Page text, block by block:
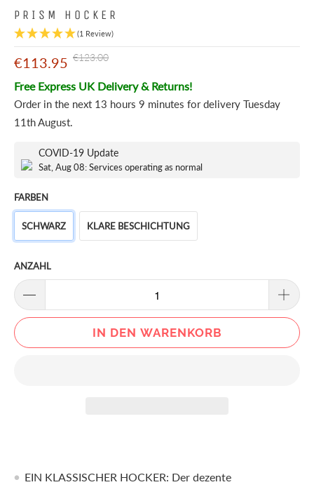
PRISM HOCKER
(1 Review)
€113.95 €123.00
Free Express UK Delivery & Returns!
Order in the next 13 hours 9 minutes for delivery Tuesday
11th August.
COVID-19 Update
Sat, Aug 08: Services operating as normal
FARBEN
SCHWARZ KLARE BESCHICHTUNG
ANZAHL
IN DEN WARENKORB
EIN KLASSISCHER HOCKER: Der dezente